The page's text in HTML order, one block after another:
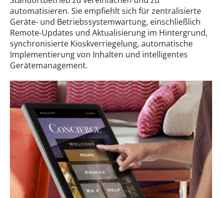
automatisieren. Sie empfiehlt sich für zentralisierte
Geräte- und Betriebssystemwartung, einschließlich
Remote-Updates und Aktualisierung im Hintergrund,
synchronisierte Kioskverriegelung, automatische
Implementierung von Inhalten und intelligentes
Gerätemanagement.